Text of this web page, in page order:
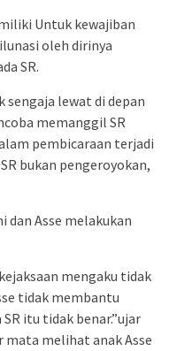
Untuk kewajiban
oleh dirinya
SR.
sengaja lewat di depan
memanggil SR
pembicaraan terjadi
bukan pengeroyokan,
dan Asse melakukan
mengaku tidak
tidak membantu
itu tidak benar.”ujar
mata melihat anak Asse